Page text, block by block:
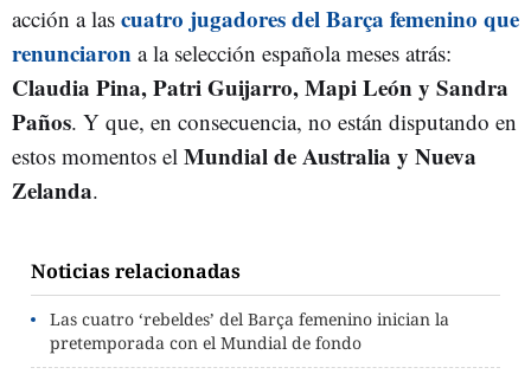
acción a las cuatro jugadores del Barça femenino que
renunciaron a la selección española meses atrás:
Claudia Pina, Patri Guijarro, Mapi León y Sandra
Paños. Y que, en consecuencia, no están disputando en
estos momentos el Mundial de Australia y Nueva
Zelanda.
Noticias relacionadas
Las cuatro ‘rebeldes’ del Barça femenino inician la
pretemporada con el Mundial de fondo